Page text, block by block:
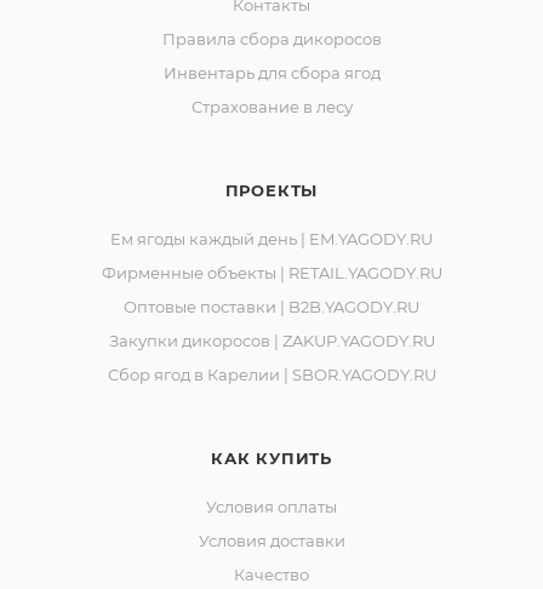
Контакты
Правила сбора дикоросов
Инвентарь для сбора ягод
Страхование в лесу
ПРОЕКТЫ
Ем ягоды каждый день | EM.YAGODY.RU
Фирменные объекты | RETAIL.YAGODY.RU
Оптовые поставки | B2B.YAGODY.RU
Закупки дикоросов | ZAKUP.YAGODY.RU
Сбор ягод в Карелии | SBOR.YAGODY.RU
КАК КУПИТЬ
Условия оплаты
Условия доставки
Качество